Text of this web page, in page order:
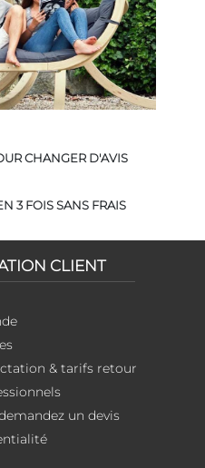
CHANGER D'AVIS
3 FOIS SANS FRAIS
CLIENT
& tarifs retour
un devis